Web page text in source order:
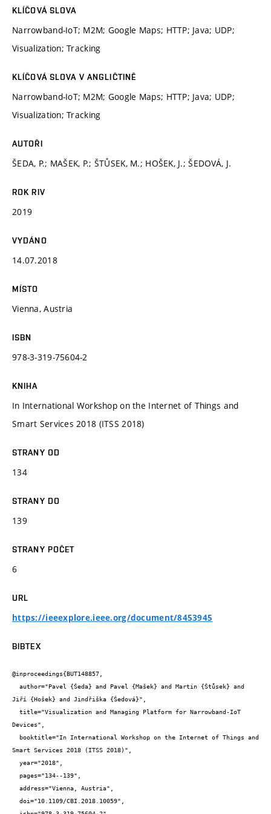
KLÍČOVÁ SLOVA
Narrowband-IoT; M2M; Google Maps; HTTP; Java; UDP;
Visualization; Tracking
KLÍČOVÁ SLOVA V ANGLIČTINĚ
Narrowband-IoT; M2M; Google Maps; HTTP; Java; UDP;
Visualization; Tracking
AUTOŘI
ŠEDA, P.; MAŠEK, P.; ŠTŮSEK, M.; HOŠEK, J.; ŠEDOVÁ, J.
ROK RIV
2019
VYDÁNO
14.07.2018
MÍSTO
Vienna, Austria
ISBN
978-3-319-75604-2
KNIHA
In International Workshop on the Internet of Things and
Smart Services 2018 (ITSS 2018)
STRANY OD
134
STRANY DO
139
STRANY POČET
6
URL
https://ieeexplore.ieee.org/document/8453945
BIBTEX
@inproceedings{BUT148857,
Jiří {Hošek} and Jindřiška {Šedová}",
Devices",
Smart Services 2018 (ITSS 2018)",